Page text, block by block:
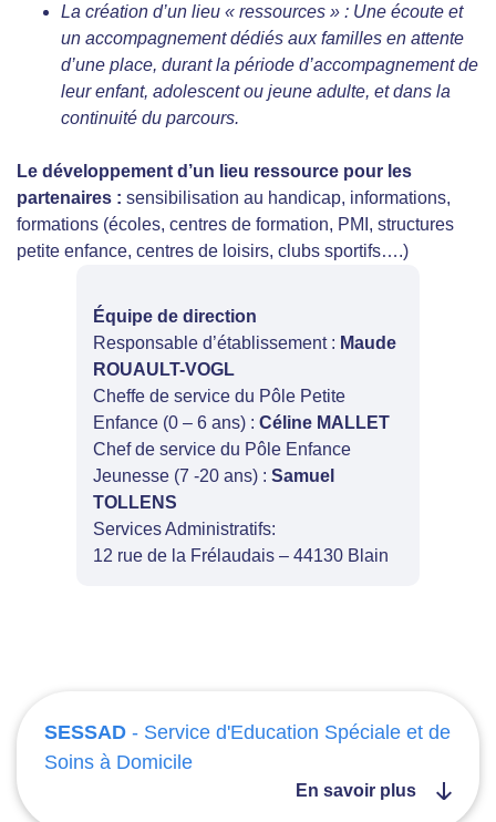
La création d’un lieu « ressources » : Une écoute et
un accompagnement dédiés aux familles en attente
d’une place, durant la période d’accompagnement de
leur enfant, adolescent ou jeune adulte, et dans la
continuité du parcours.
Le développement d’un lieu ressource pour les
partenaires : sensibilisation au handicap, informations,
formations (écoles, centres de formation, PMI, structures
petite enfance, centres de loisirs, clubs sportifs….)
Équipe de direction
Responsable d’établissement : Maude
ROUAULT-VOGL
Cheffe de service du Pôle Petite
Enfance (0 – 6 ans) : Céline MALLET
Chef de service du Pôle Enfance
Jeunesse (7 -20 ans) : Samuel
TOLLENS
Services Administratifs:
12 rue de la Frélaudais – 44130 Blain
SESSAD - Service d'Education Spéciale et de
Soins à Domicile
En savoir plus